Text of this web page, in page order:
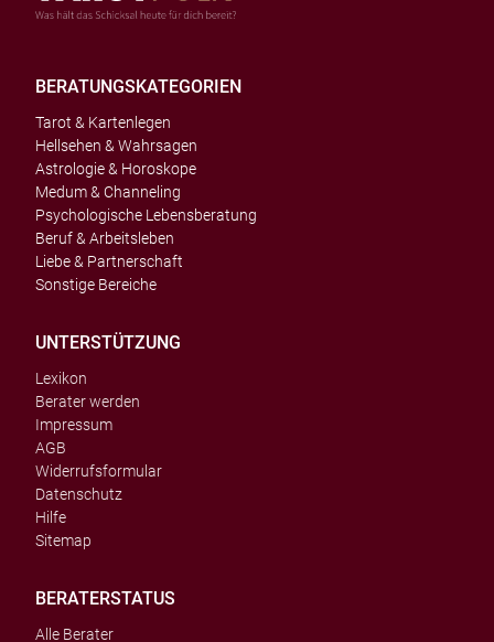
BERATUNGSKATEGORIEN
Tarot & Kartenlegen
Hellsehen & Wahrsagen
Astrologie & Horoskope
Medum & Channeling
Psychologische Lebensberatung
Beruf & Arbeitsleben
Liebe & Partnerschaft
Sonstige Bereiche
UNTERSTÜTZUNG
Lexikon
Berater werden
Impressum
AGB
Widerrufsformular
Datenschutz
Hilfe
Sitemap
BERATERSTATUS
Alle Berater